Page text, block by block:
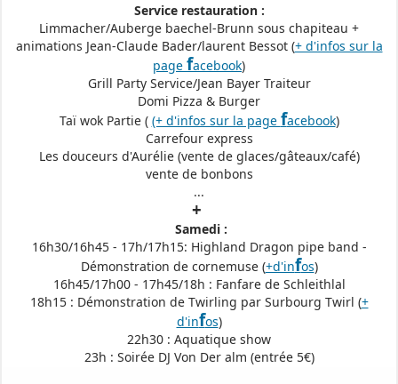
Service restauration :
Limmacher/Auberge baechel-Brunn sous chapiteau +
animations Jean-Claude Bader/laurent Bessot (+ d'infos sur la
page facebook)
Grill Party Service/Jean Bayer Traiteur
Domi Pizza & Burger
Taï wok Partie ( (+ d'infos sur la page facebook)
Carrefour express
Les douceurs d'Aurélie (vente de glaces/gâteaux/café)
vente de bonbons
...
+
Samedi :
16h30/16h45 - 17h/17h15: Highland Dragon pipe band -
Démonstration de cornemuse (+d'infos)
16h45/17h00 - 17h45/18h : Fanfare de Schleithlal
18h15 : Démonstration de Twirling par Surbourg Twirl (+
d'infos)
22h30 : Aquatique show
23h : Soirée DJ Von Der alm (entrée 5€)